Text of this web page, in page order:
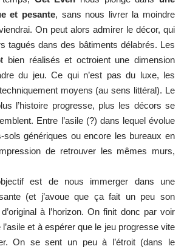
et pesante, sans nous livrer la moindre
On peut alors admirer le décor, qui
tagués dans des bâtiments délabrés. Les
bien réalisés et octroient une dimension
du jeu. Ce qui n’est pas du luxe, les
moyens (au sens littéral). Le
l’histoire progresse, plus les décors se
Entre l’asile (?) dans lequel évolue
sols génériques ou encore les bureaux en
de retrouver les mêmes murs,
est de nous immerger dans une
(et j’avoue que ça fait un peu son
à l’horizon. On finit donc par voir
et à espérer que le jeu progresse vite
On se sent un peu à l’étroit (dans le